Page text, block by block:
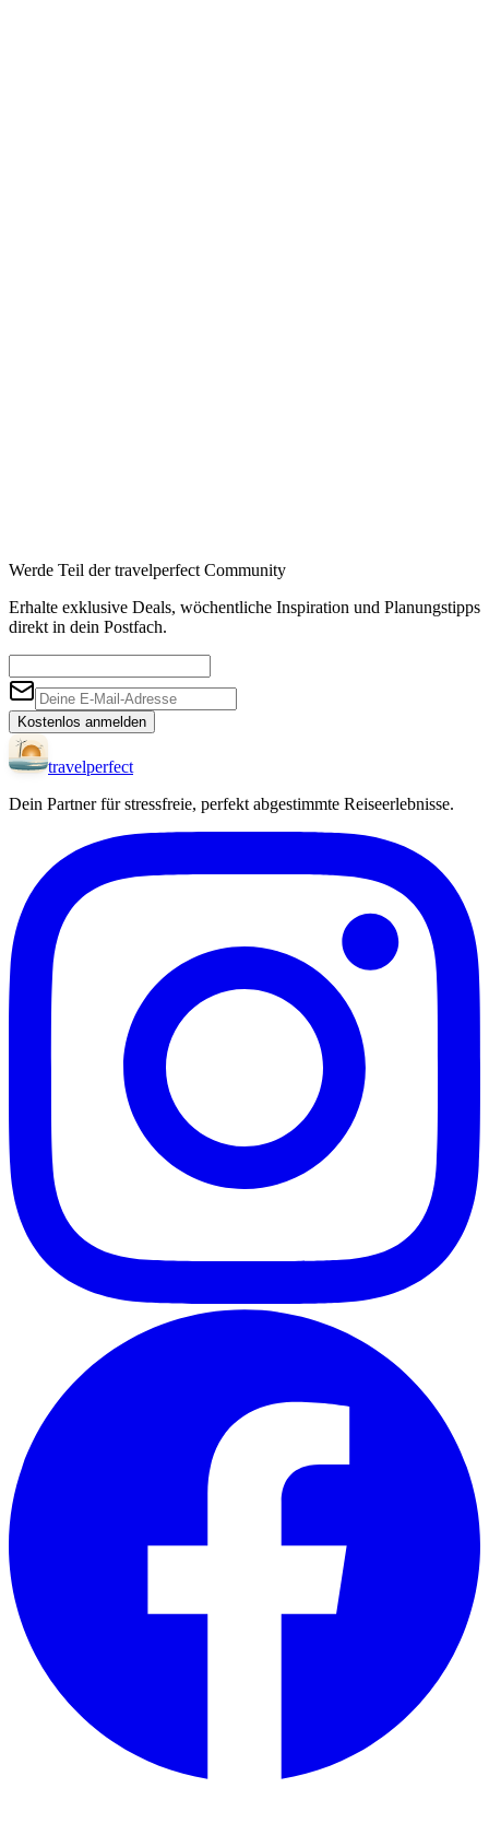
Werde Teil der travelperfect Community
Erhalte exklusive Deals, wöchentliche Inspiration und Planungstipps
direkt in dein Postfach.
Kostenlos anmelden
travelperfect
Dein Partner für stressfreie, perfekt abgestimmte Reiseerlebnisse.